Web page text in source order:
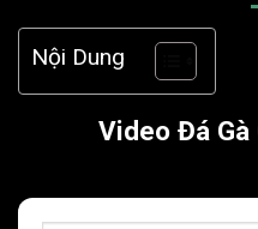
Nội Dung
Video Đá Gà